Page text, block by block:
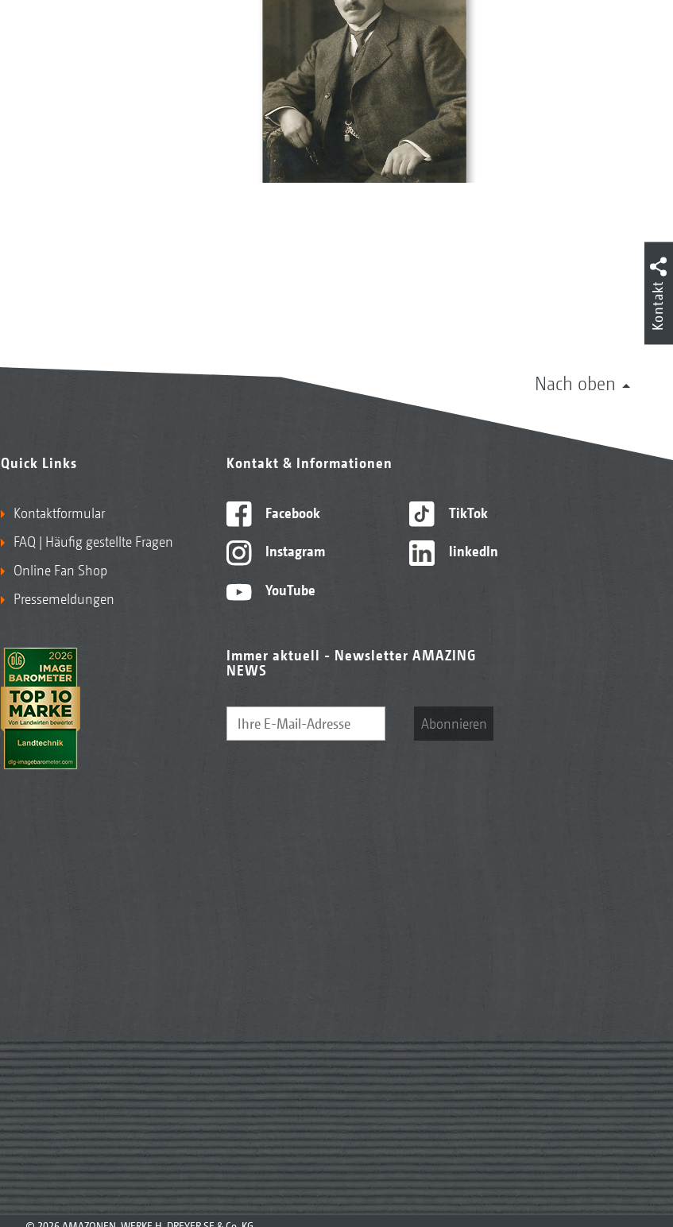
Nach oben
Quick Links
Kontaktformular
FAQ | Häufig gestellte Fragen
Online Fan Shop
Pressemeldungen
Kontakt & Informationen
Facebook
Instagram
YouTube
TikTok
linkedIn
Immer aktuell - Newsletter AMAZING
NEWS
Abonnieren
Kontakt